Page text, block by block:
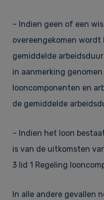
– Indien geen of een
overeengekomen
gemiddelde
in aanmerking
looncomponenten en
de gemiddelde
– Indien het loon
is van de uitkomsten
3 lid 1 Regeling
In alle andere gevallen